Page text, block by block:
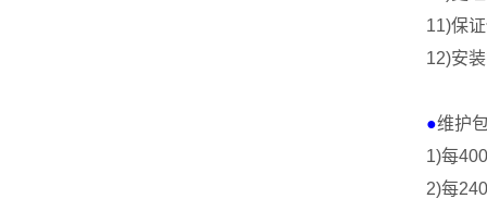
11)保
12)安
●维护
1)每
2)每